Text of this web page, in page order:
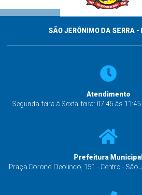
SÃO JERÔNIMO DA SERRA -
Atendimento
Segunda-feira à Sexta-feira: 07:45 às
Prefeitura Municipal
Praça Coronel Deolindo, 151 - Centro - São